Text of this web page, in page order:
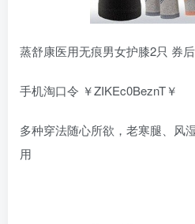
蒸舒康医用无痕男女护膝2只 券
手机淘口令 ￥ZIKEc0BeznT￥
多种穿法随心所欲，老寒腿、风
用